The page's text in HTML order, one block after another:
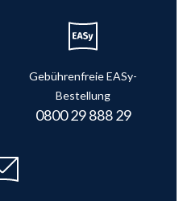
Gebührenfreie EASy-
Bestellung
0800 29 888 29